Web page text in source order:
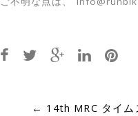
Post
← 14th MRC タイ